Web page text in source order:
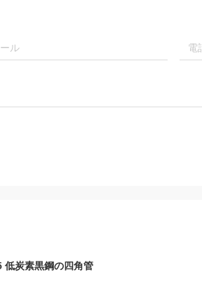
低炭素黒鋼の四角管